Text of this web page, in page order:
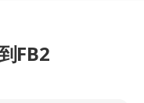
FB2